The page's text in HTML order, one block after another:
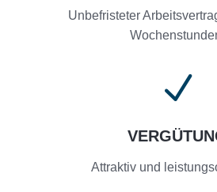
Unbefristeter
N
Attraktiv und